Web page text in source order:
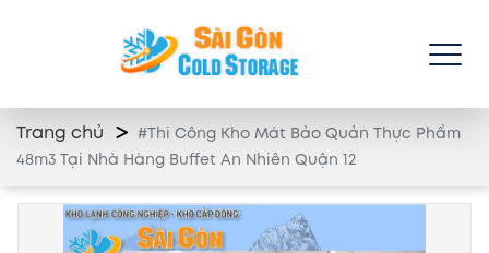
Trang chủ
#Thi Công Kho Mát Bảo Quản Thực Phẩm
48m3 Tại Nhà Hàng Buffet An Nhiên Quận 12